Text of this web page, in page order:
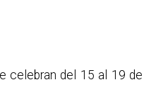
celebran del 15 al 19 de